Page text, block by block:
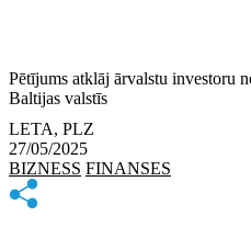
Pētījums atklāj ārvalstu investoru
Baltijas valstīs
LETA, PLZ
27/05/2025
BIZNESS FINANSES